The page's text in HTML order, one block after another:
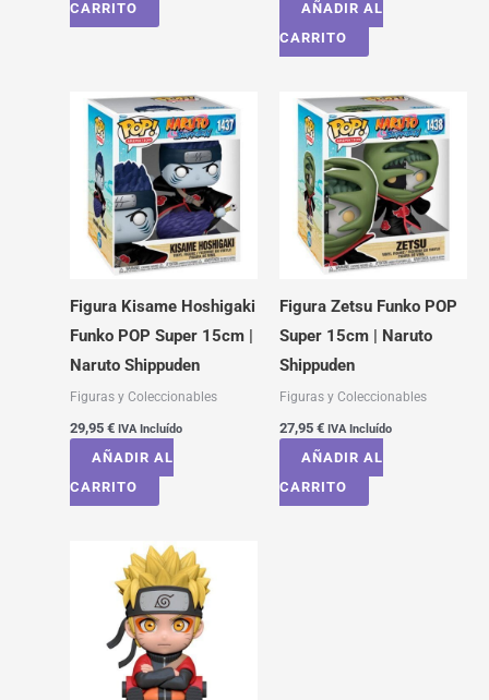
CARRITO
AÑADIR AL
CARRITO
Figura Kisame Hoshigaki
Funko POP Super 15cm |
Naruto Shippuden
Figuras y Coleccionables
29,95 € IVA Incluído
AÑADIR AL
CARRITO
Figura Zetsu Funko POP
Super 15cm | Naruto
Shippuden
Figuras y Coleccionables
27,95 € IVA Incluído
AÑADIR AL
CARRITO